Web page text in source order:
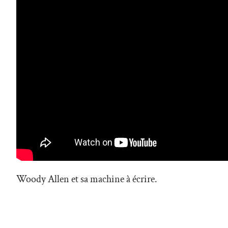
Woody Allen et sa machine à écrire.